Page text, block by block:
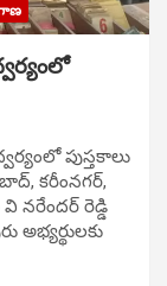
పుస్తకాలు
కరీంనగర్,
నరేందర్ రెడ్డి
అభ్యర్థులకు